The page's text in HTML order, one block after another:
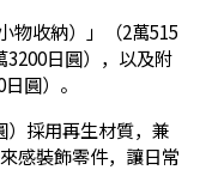
物收納）」（2萬515
日圓），以及附
圓）。
）採用再生材質，兼
感裝飾零件，讓日常